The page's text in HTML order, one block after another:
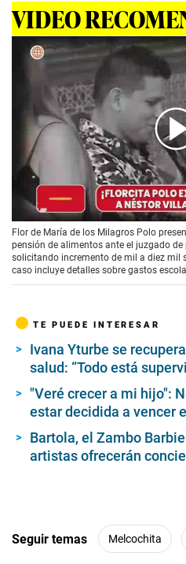
VIDEO
00:00/03:06
Flor de María de los Milagros Polo
pensión de alimentos ante el juzgado de
solicitando incremento de mil a diez mil
caso incluye detalles sobre gastos
TE PUEDE INTERESAR
Ivana Yturbe se
salud: “Todo está
"Veré crecer a mi hijo":
estar decidida a vencer
Bartola, el Zambo
artistas ofrecerán
Seguir temas Melcochita